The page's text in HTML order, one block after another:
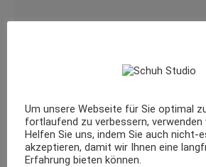
Um unsere Webseite für Sie optimal
fortlaufend zu verbessern, verwenden
Helfen Sie uns, indem Sie auch nicht-
akzeptieren, damit wir Ihnen eine
Erfahrung bieten können.